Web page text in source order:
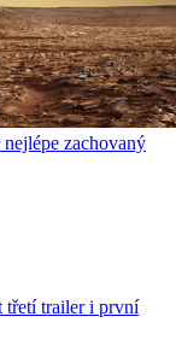
zachovaný
třetí trailer i první